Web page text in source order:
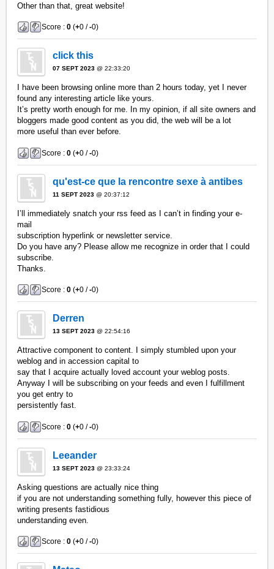
Other than that, great website!
Score :0 (+0 /-0)
click this
07 SEPT 2023 @ 22:33:20
I have been browsing online more than 2 hours today, yet I never
found any interesting article like yours.
It’s pretty worth enough for me. In my opinion, if all site owners and
bloggers made good content as you did, the web will be a lot
more useful than ever before.
Score :0 (+0 /-0)
qu'est-ce que la rencontre sexe à antibes
11 SEPT 2023 @ 20:37:12
I’ll immediately snatch your rss feed as I can’t in finding your e-
mail
subscription hyperlink or newsletter service.
Do you have any? Please allow me recognize in order that I could
subscribe.
Thanks.
Score :0 (+0 /-0)
Derren
13 SEPT 2023 @ 22:54:16
Attractive component to content. I simply stumbled upon your
weblog and in accession capital to
say that I acquire actually loved account your weblog posts.
Anyway I will be subscribing on your feeds and even I fulfillment
you get entry to
persistently fast.
Score :0 (+0 /-0)
Leeander
13 SEPT 2023 @ 23:33:24
Asking questions are actually nice thing
if you are not understanding something fully, however this piece of
writing presents fastidious
understanding even.
Score :0 (+0 /-0)